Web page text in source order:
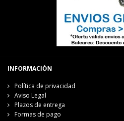
INFORMACIÓN
Política de privacidad
Aviso Legal
Plazos de entrega
Formas de pago